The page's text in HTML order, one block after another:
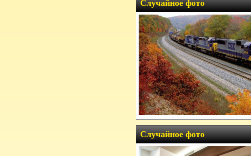
Случайное фото
Случайное фото